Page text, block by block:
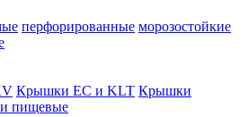
перфорированные морозостойкие
Крышки EC и KLT Крышки
пищевые